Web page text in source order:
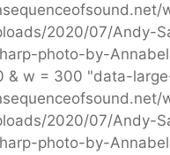
2020/07/Andy-
photo-by-
& w = 300 "data-
2020/07/Andy-
photo-by-